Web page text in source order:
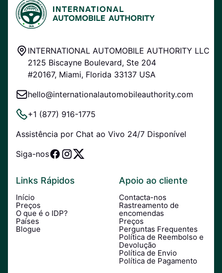
INTERNATIONAL AUTOMOBILE AUTHORITY LLC
2125 Biscayne Boulevard, Ste 204
#20167, Miami, Florida 33137 USA
hello@internationalautomobileauthority.com
+1 (877) 916-1775
Assistência por Chat ao Vivo 24/7 Disponível
Siga-nos
Links Rápidos
Início
Preços
O que é o IDP?
Países
Blogue
Apoio ao cliente
Contacta-nos
Rastreamento de
encomendas
Preços
Perguntas Frequentes
Política de Reembolso e
Devolução
Política de Envio
Política de Pagamento